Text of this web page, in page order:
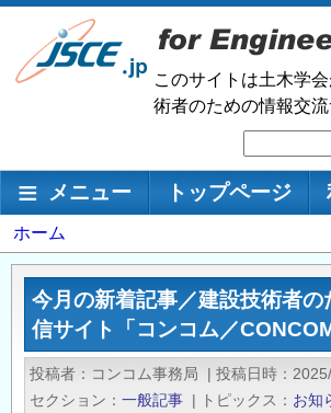
メ
ン
移
このサイトは土木学
術者のための情報交流
索
メインナビゲーション
メニュー トップページ
パ
ン
く
ず
ホーム
今月の新着記事／建設技術者の
信サイト「コンコム／CONCOM
投稿者 コンコム事務局 | 投稿日時
セクション
一般記事 | トピックス お知